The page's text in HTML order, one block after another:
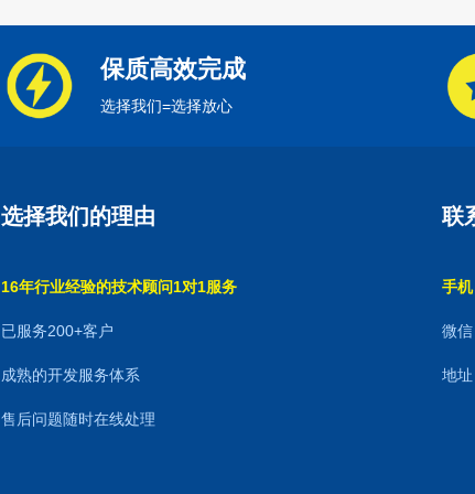
保质高效完成
选择我们=选择放心
选择我们的理由
16年行业经验的技术顾问1对1服务
已服务200+客户
成熟的开发服务体系
售后问题随时在线处理
联
手
微
地